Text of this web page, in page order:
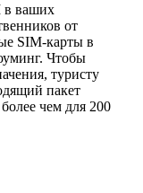
в ваших
от
SIM-карты в
Чтобы
туристу
пакет
чем для 200